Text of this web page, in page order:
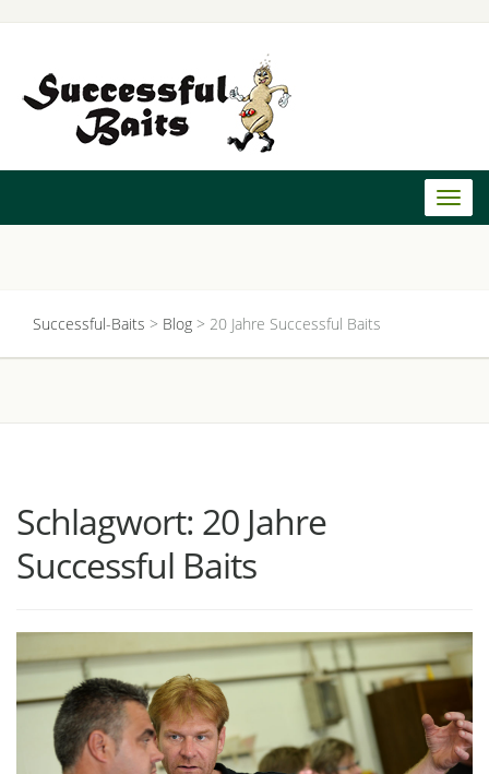
Successful-Baits > Blog > 20 Jahre Successful Baits
Schlagwort: 20 Jahre
Successful Baits